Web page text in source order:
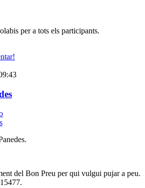
per a tots els participants.
del Bon Preu per qui vulgui pujar a peu.